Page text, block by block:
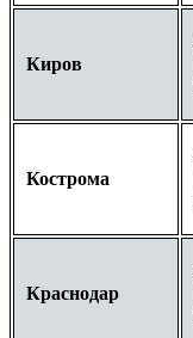
Киров
Кострома
Краснодар